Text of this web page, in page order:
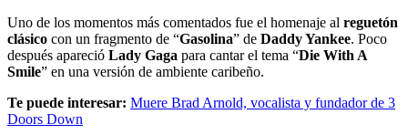
Uno de los momentos más comentados fue el homenaje al reguetón
clásico con un fragmento de “Gasolina” de Daddy Yankee. Poco
después apareció Lady Gaga para cantar el tema “Die With A
Smile” en una versión de ambiente caribeño.
Te puede interesar: Muere Brad Arnold, vocalista y fundador de 3
Doors Down